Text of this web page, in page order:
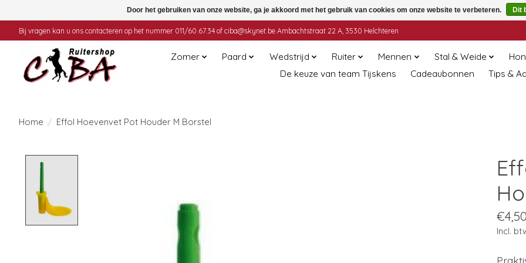
Bij vragen kan u ons contacteren op het nummer 011/60.67.34 of ciba@skynet.be Ambachtstraat 22 A, 3530 Helchteren
Zomer Paard Wedstrijd Ruiter Mennen Stal & Weide
De keuze van team Tijskens
Cadeaubonnen Tips &
Home / Effol Hoevenvet Pot Houder M Borstel
Incl.
Door het gebruiken van onze website, ga je akkoord met het gebruik van cookies om onze website te verbeteren. Dit